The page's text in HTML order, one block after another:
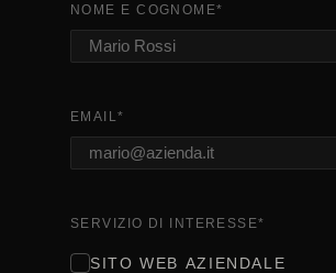
NOME E COGNOME*
EMAIL*
SERVIZIO DI INTERESSE*
SITO WEB AZIENDALE